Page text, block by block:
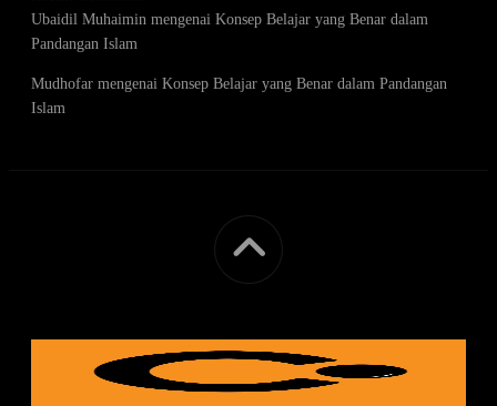
Ubaidil Muhaimin mengenai Konsep Belajar yang Benar dalam
Pandangan Islam
Mudhofar mengenai Konsep Belajar yang Benar dalam Pandangan
Islam